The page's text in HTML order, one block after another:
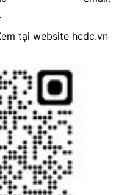
tại website hcdc.vn